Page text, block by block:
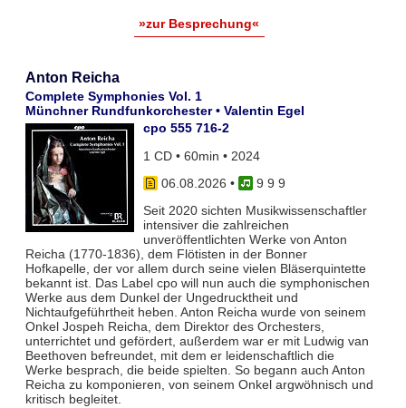
»zur Besprechung«
Anton Reicha
Complete Symphonies Vol. 1
Münchner Rundfunkorchester • Valentin Egel
cpo 555 716-2
1 CD • 60min • 2024
06.08.2026 •
9 9 9
Seit 2020 sichten Musikwissenschaftler
intensiver die zahlreichen
unveröffentlichten Werke von Anton
Reicha (1770-1836), dem Flötisten in der Bonner
Hofkapelle, der vor allem durch seine vielen Bläserquintette
bekannt ist. Das Label cpo will nun auch die symphonischen
Werke aus dem Dunkel der Ungedrucktheit und
Nichtaufgeführtheit heben. Anton Reicha wurde von seinem
Onkel Jospeh Reicha, dem Direktor des Orchesters,
unterrichtet und gefördert, außerdem war er mit Ludwig van
Beethoven befreundet, mit dem er leidenschaftlich die
Werke besprach, die beide spielten. So begann auch Anton
Reicha zu komponieren, von seinem Onkel argwöhnisch und
kritisch begleitet.